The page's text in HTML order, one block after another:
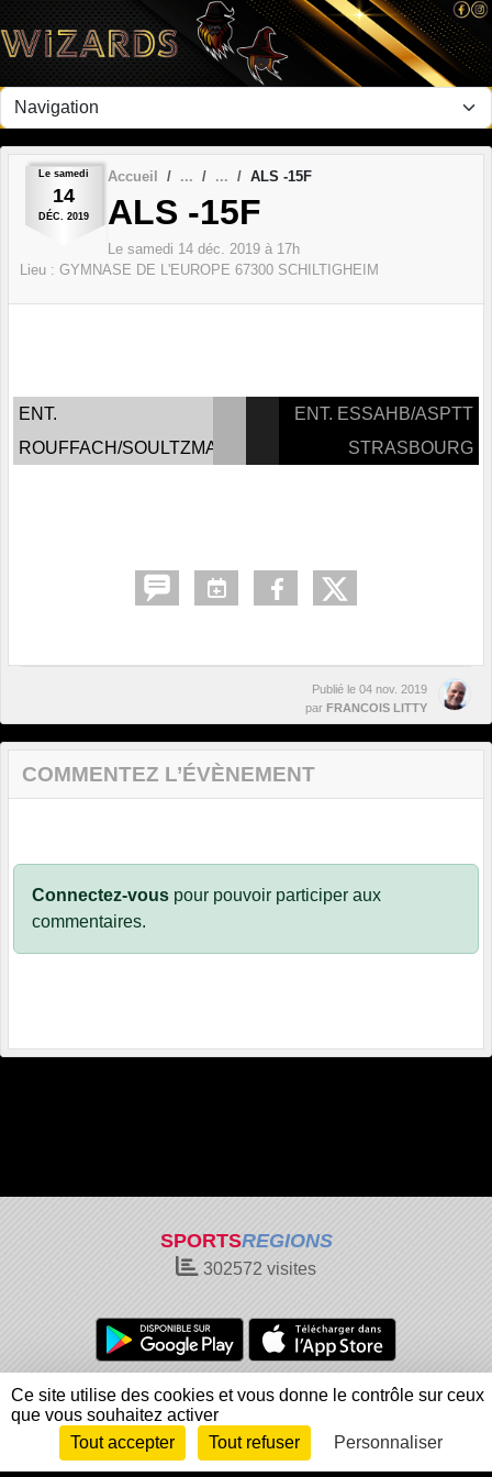
Le samedi
14
DÉC. 2019
Accueil ALS -15F
ALS -15F
Le samedi 14 déc. 2019 à 17h
Lieu : GYMNASE DE L'EUROPE 67300 SCHILTIGHEIM
ENT.
ROUFFACH/SOULTZMATT
ENT. ESSAHB/ASPTT
STRASBOURG
Publié le 04 nov. 2019
par FRANCOIS LITTY
COMMENTEZ L’ÉVÈNEMENT
Connectez-vous pour pouvoir participer aux
commentaires.
SPORTSREGIONS
302572 visites
Charte cookies
Gestion des cookies
Informations légales
Signaler un contenu inapproprié
Envie de participer ?
Connexion
Panneau de gestion des cookies
Ce site utilise des cookies et vous donne le contrôle sur ceux
que vous souhaitez activer
Tout accepter
Tout refuser Personnaliser